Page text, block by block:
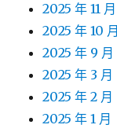
2025 年 11 月
2025 年 10 月
2025 年 9 月
2025 年 3 月
2025 年 2 月
2025 年 1 月